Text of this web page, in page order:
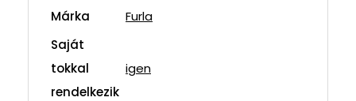
Márka
Furla
Saját
tokkal
rendelkezik
igen